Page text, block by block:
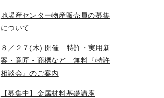
地場産センター物産販売員の募集
について
８／２７(木) 開催 特許・実用新
案・意匠・商標など 無料『特許
相談会』のご案内
【募集中】金属材料基礎講座